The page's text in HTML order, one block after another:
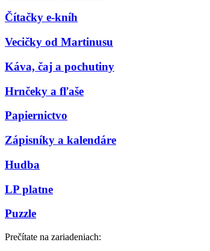
Čítačky e-kníh
Vecičky od Martinusu
Káva, čaj a pochutiny
Hrnčeky a fľaše
Papiernictvo
Zápisníky a kalendáre
Hudba
LP platne
Puzzle
Prečítate na zariadeniach: